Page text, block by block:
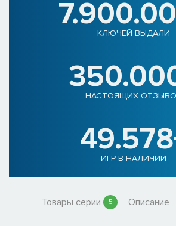
КЛЮЧЕЙ ВЫДАЛИ
НАСТОЯЩИХ
ИГР В НАЛИЧИИ
Товары серии 5 Описание